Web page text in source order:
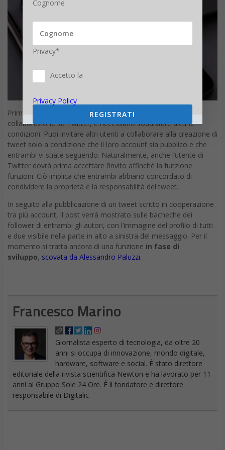
Prima di procedere e iniziare a utilizzare la funzione di
collaborazione su Twitter, è necessario soddisfare alcune
condizioni. Puoi invitare altri utenti a collaborare alla creazione di
tweet solo a condizione che il loro account sia pubblico e che
entrambi vi stiate seguendo. Naturalmente, anche l’utente di
Twitter dovrà prima accettare l’invito affinché la funzione
funzioni. Ciò implica che entrambi abbiano concordato di
condividere la proprietà e la responsabilità del tweet.
In seguito alla pubblicazione di un tweet scritto in cooperazione
tra più account, il post verrà mostrato sulle bacheche dei
follower di entrambi gli autori, con l’immagine del profilo di tutti
e due visibile nella parte in alto a sinistra del messaggio. Per il
momento si tratta ancora di una funzione in fase di
sviluppo, scovata da Alessandro Paluzzi.
Francesco Marino
Giornalista esperto di tecnologia, da oltre 20
anni si occupa di innovazione, mondo digitale,
hardware, software e social. È stato direttore
editoriale della rivista scientifica Newton e ha lavorato per 11
anni al Gruppo Sole 24 Ore. È il fondatore e direttore
responsabile di Digitalic
Cognome
Privacy*
Accetto la
Privacy Policy
REGISTRATI